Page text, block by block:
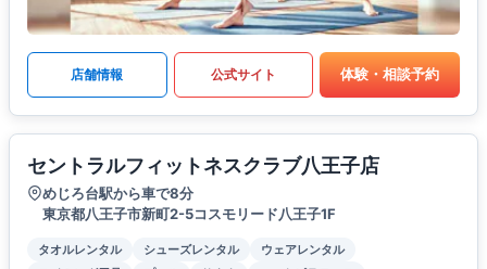
店舗情報 公式サイト 体験・相談予約
セントラルフィットネスクラブ八王子店
めじろ台駅から車で8分
東京都八王子市新町2-5コスモリード八王子1F
タオルレンタル シューズレンタル
ウェアレンタル